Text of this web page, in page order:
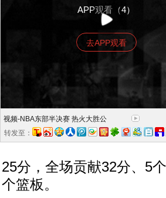
APP观看（4）
去APP观看
视频-NBA东部半决赛 热火大胜公
转发至：
25分，全场贡献32分、5
个篮板。